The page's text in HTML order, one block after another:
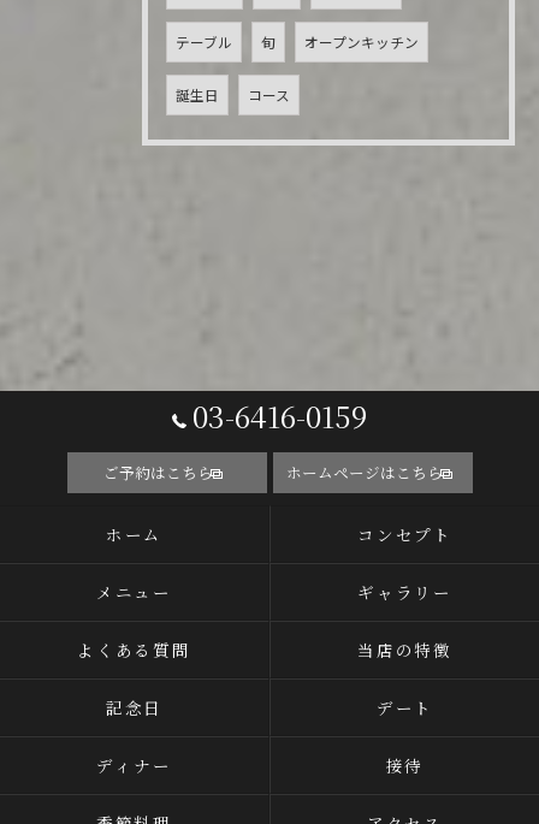
テーブル 旬 オープンキッチン
誕生日 コース
03-6416-0159
ご予約はこちら ホームページはこちら
ホーム コンセプト
メニュー ギャラリー
よくある質問 当店の特徴
記念日 デート
ディナー 接待